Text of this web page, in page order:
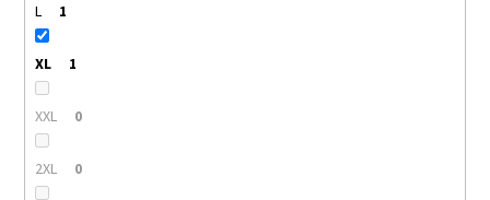
L 1
XL 1
XXL 0
2XL 0